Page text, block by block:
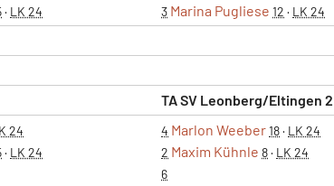
· LK 24 3 Marina Pugliese 12 · LK 24
TA SV Leonberg/Eltingen 2
24
· LK 24
4 Marlon Weeber18· LK 24
2 Maxim Kühnle 8· LK 24
6